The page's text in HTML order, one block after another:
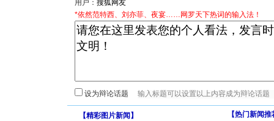
用户：
*依然范特西、刘亦菲、夜宴……网罗天下热词的输入法！
设为辩论话题
【精彩图片新闻 】 【热门新闻